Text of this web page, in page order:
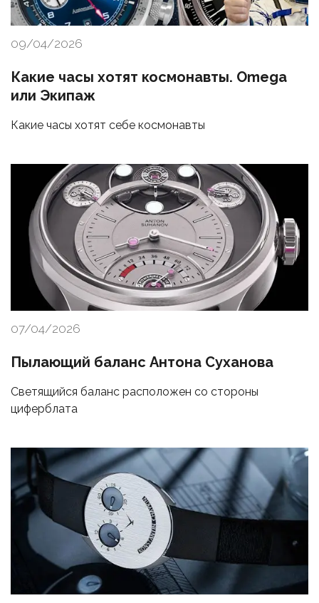
09/04/2026
Какие часы хотят космонавты. Omega
или Экипаж
Какие часы хотят себе космонавты
07/04/2026
Пылающий баланс Антона Суханова
Светящийся баланс расположен со стороны
циферблата